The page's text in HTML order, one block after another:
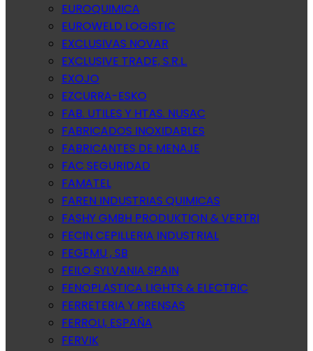
EUROQUIMICA
EUROWELD LOGISTIC
EXCLUSIVAS NOVAR
EXCLUSIVE TRADE, S.R.L.
EXOJO
EZCURRA-ESKO
FAB. UTILES Y HTAS. NUSAC
FABRICADOS INOXIDABLES
FABRICANTES DE MENAJE
FAC SEGURIDAD
FAMATEL
FAREN INDUSTRIAS QUIMICAS
FASHY GMBH PRODUKTION & VERTRI
FECIN CEPILLERIA INDUSTRIAL
FEGEMU , SB
FEILO SYLVANIA SPAIN
FENOPLASTICA LIGHTS & ELECTRIC
FERRETERIA Y PRENSAS
FERROLI, ESPAÑA
FERVIK